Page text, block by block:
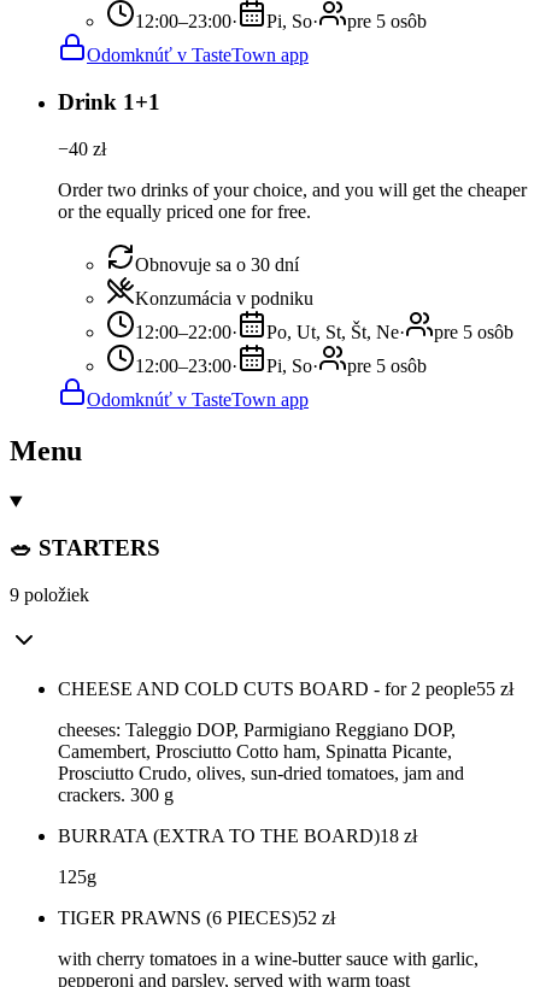
12:00–23:00· Pi, So·
pre 5 osôb
Odomknúť v TasteTown app
Drink 1+1
−40 zł
Order two drinks of your choice, and you will get the cheaper
or the equally priced one for free.
Obnovuje sa o 30 dní
Konzumácia v podniku
12:00–22:00· Po, Ut, St, Št, Ne·
pre 5 osôb
12:00–23:00· Pi, So·
pre 5 osôb
Odomknúť v TasteTown app
Menu
🥗 STARTERS
9 položiek
CHEESE AND COLD CUTS BOARD - for 2 people55 zł
cheeses: Taleggio DOP, Parmigiano Reggiano DOP,
Camembert, Prosciutto Cotto ham, Spinatta Picante,
Prosciutto Crudo, olives, sun-dried tomatoes, jam and
crackers. 300 g
BURRATA (EXTRA TO THE BOARD)18 zł
125g
TIGER PRAWNS (6 PIECES)52 zł
with cherry tomatoes in a wine-butter sauce with garlic,
pepperoni and parsley, served with warm toast